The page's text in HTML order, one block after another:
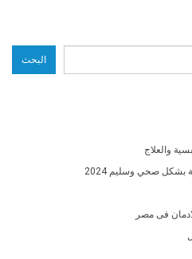
البحث
والعلاج
بشكل صحي وسليم 2024
فى مصر